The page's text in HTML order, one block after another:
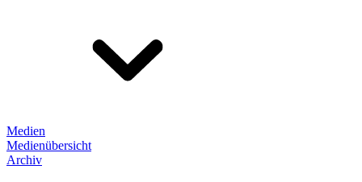
Medien
Medienübersicht
Archiv